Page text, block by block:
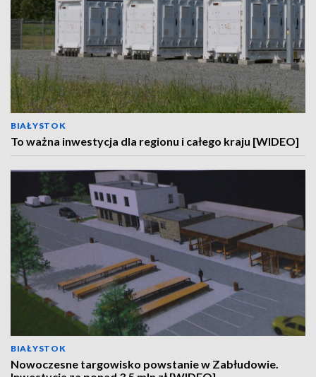
BIAŁYSTOK
To ważna inwestycja dla regionu i całego kraju [WIDEO]
BIAŁYSTOK
Nowoczesne targowisko powstanie w Zabłudowie.